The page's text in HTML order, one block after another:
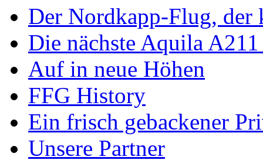
Der Nordkapp-Flug, der
Die nächste Aquila
Auf in neue Höhen
FFG History
Ein frisch gebackener
Unsere Partner